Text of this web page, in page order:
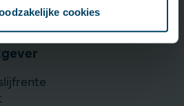
cookies